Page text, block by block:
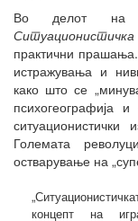
Во делот
практични
истражувања и
како што се
психогеографија
Големата
остварување на
концепт на